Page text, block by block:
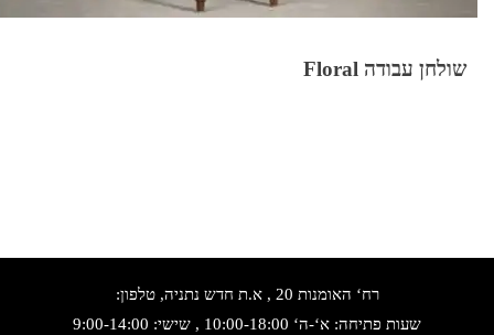
שולחן עבודה Floral
רח‘ האומנות 20 , א.ת חדש נתניה, טלפון:
שעות פתיחה: א‘-ה‘ 10:00-18:00 , שישי: 9:00-14:00